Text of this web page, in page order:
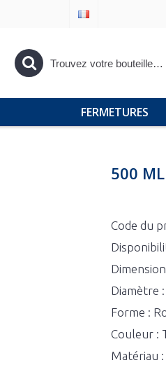
FERMETURES
500 ML
Code du
Diamètre
Forme :
Couleur :
Matériau :